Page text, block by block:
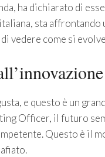
ha dichiarato di
sta affrontando
vedere come si
e questo è un
Officer, il futuro
Questo è il